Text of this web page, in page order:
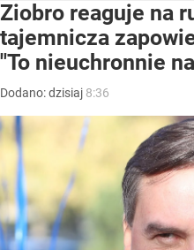
Ziobro reaguje na
tajemnicza
"To nieuchronnie
Dodano:dzisiaj 8:36